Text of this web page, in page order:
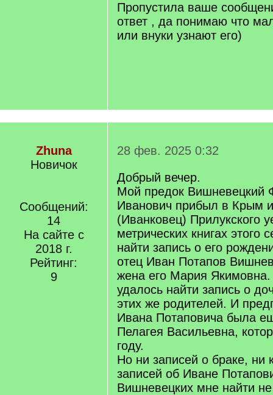
Пропустила ваше
ответ , да понимаю что
или внуки узнают его)
Zhuna
Новичок
Сообщений:
14
На сайте с
2018 г.
Рейтинг:
9
28 фев. 2025 0:32
Добрый вечер.
Мой предок Вишневецкий
Иванович прибыл в Крым
(Иванковец) Прилукского
метрических книгах этого
найти запись о его
отец Иван Потапов
жена его Мария
удалось найти запись о
этих же родителей. И
Ивана Потаповича была
Пелагея Васильевна,
году.
Но ни записей о браке, ни
записей об Иване
Вишневецких мне найти